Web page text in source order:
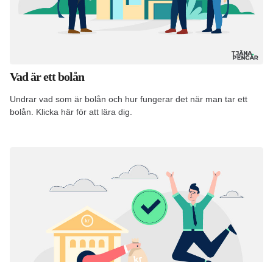
Vad är ett bolån
Undrar vad som är bolån och hur fungerar det när man tar ett
bolån. Klicka här för att lära dig.